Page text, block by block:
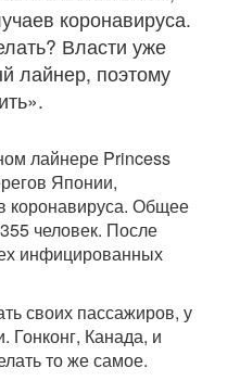
коронавируса.
Власти уже
лайнер, поэтому
лайнере Princess
Японии,
коронавируса. Общее
человек. После
инфицированных
своих пассажиров, у
Гонконг, Канада, и
то же самое.